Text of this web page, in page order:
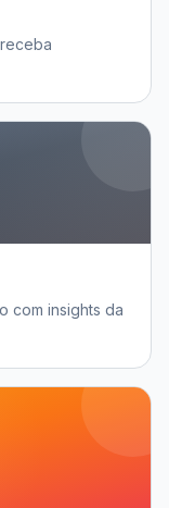
com insights da